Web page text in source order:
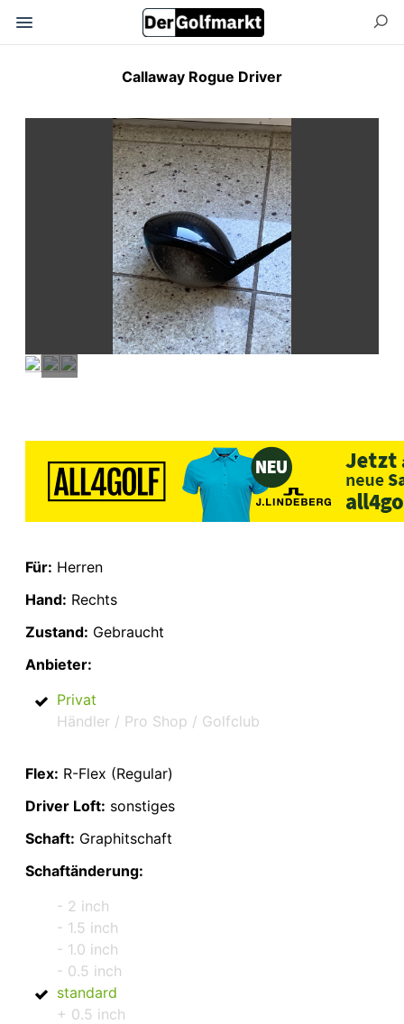
Callaway Rogue Driver
Für: Herren
Hand: Rechts
Zustand: Gebraucht
Anbieter:
Privat
Händler / Pro Shop / Golfclub
Flex: R-Flex (Regular)
Driver Loft: sonstiges
Schaft: Graphitschaft
Schaftänderung:
- 2 inch
- 1.5 inch
- 1.0 inch
- 0.5 inch
standard
+ 0.5 inch